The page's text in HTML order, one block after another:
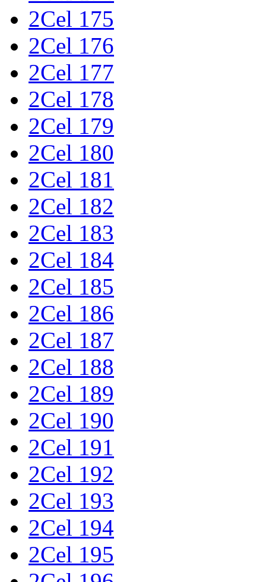
2Cel 175
2Cel 176
2Cel 177
2Cel 178
2Cel 179
2Cel 180
2Cel 181
2Cel 182
2Cel 183
2Cel 184
2Cel 185
2Cel 186
2Cel 187
2Cel 188
2Cel 189
2Cel 190
2Cel 191
2Cel 192
2Cel 193
2Cel 194
2Cel 195